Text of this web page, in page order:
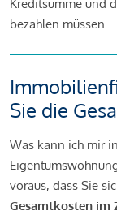
Kreditsumme und
bezahlen müssen.
Sie die
Was kann ich mir
voraus, dass Sie
Gesamtkosten im